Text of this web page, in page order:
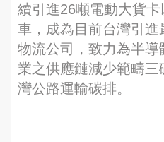
續引進26噸電動大貨卡
車，成為目前台灣引
物流公司，致力為半
業之供應鏈減少範疇
灣公路運輸碳排。